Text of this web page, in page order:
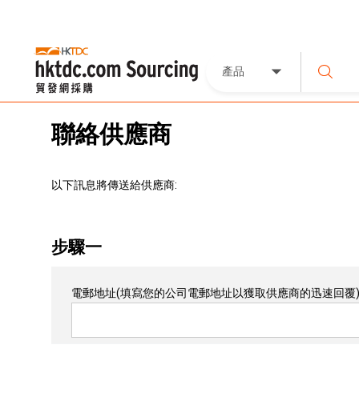
產品
聯絡供應商
以下訊息將傳送給供應商:
步驟一
電郵地址(填寫您的公司電郵地址以獲取供應商的迅速回覆)